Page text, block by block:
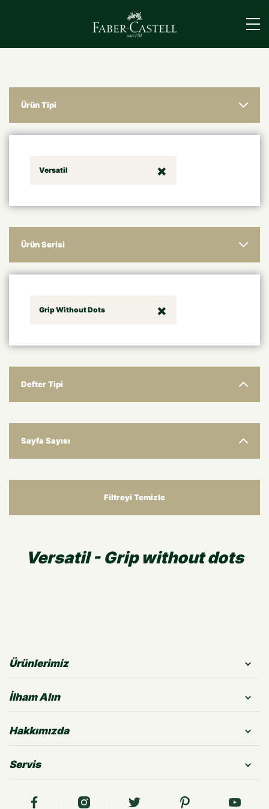
Ürün Tipi
Versatil
Ürün Serisi
Grip Without Dots
Defter Tipi
Sayfa Sayısı
Filtreyi Temizle
Versatil - Grip without dots
Ürünlerimiz
İlham Alın
Hakkımızda
Servis